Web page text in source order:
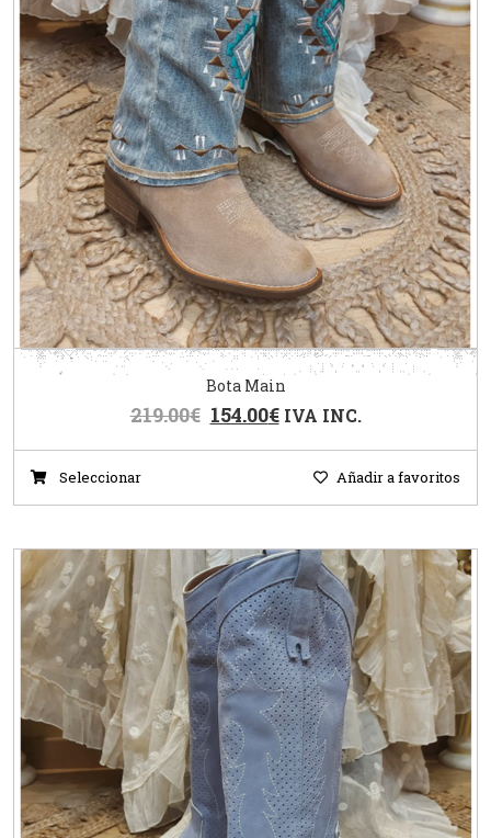
Bota Main
219.00€ 154.00€ IVA INC.
Seleccionar Añadir a favoritos